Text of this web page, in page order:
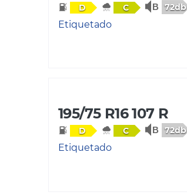
D C 72db
Etiquetado
195/75 R16 107 R
D C 72db
Etiquetado